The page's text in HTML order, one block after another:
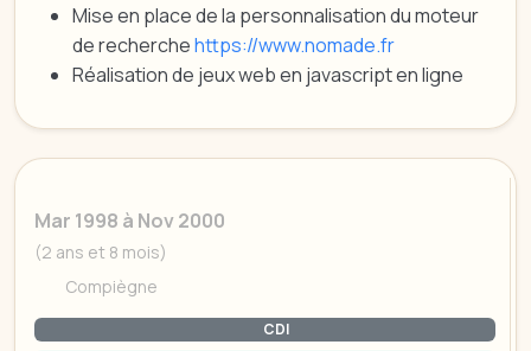
Mise en place de la personnalisation du moteur
de recherchehttps://www.nomade.fr
Réalisation de jeux web en javascript en ligne
Mar 1998 à Nov 2000
(2 ans et 8 mois)
Compiègne
CDI